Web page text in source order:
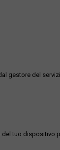
gestore del
tuo dispositivo